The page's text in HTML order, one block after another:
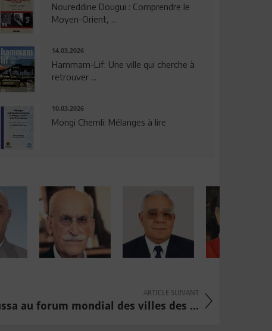
Noureddine Dougui : Comprendre le
Moyen-Orient, ...
14.03.2026
Hammam-Lif: Une ville qui cherche à
retrouver ...
10.03.2026
Mongi Chemli: Mélanges à lire
ARTICLE SUIVANT
au forum mondial des villes des ...